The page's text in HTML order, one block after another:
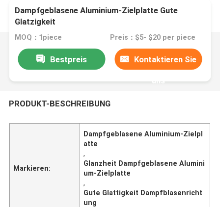
Dampfgeblasene Aluminium-Zielplatte Gute
Glatzigkeit
MOQ：1piece Preis：$5- $20 per piece
Bestpreis Kontaktieren Sie
uns
PRODUKT-BESCHREIBUNG
Markieren:
Dampfgeblasene Aluminium-Zielpl
atte
,
Glanzheit Dampfgeblasene Alumini
um-Zielplatte
,
Gute Glattigkeit Dampfblasenricht
ung